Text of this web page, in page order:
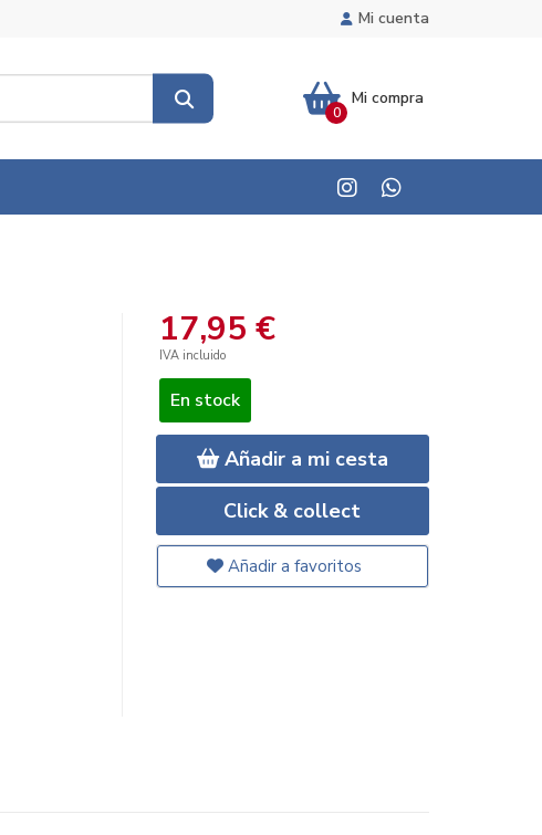
Mi cuenta
Mi compra
0
17,95 €
IVA incluido
En stock
Añadir a mi cesta
Click & collect
Añadir a favoritos